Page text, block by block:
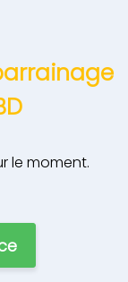
le moment.